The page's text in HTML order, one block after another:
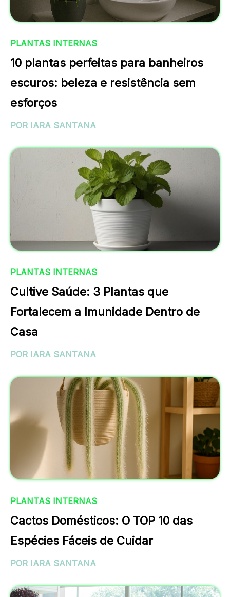
PLANTAS INTERNAS
10 plantas perfeitas para banheiros
escuros: beleza e resistência sem
esforços
POR IARA SANTANA
PLANTAS INTERNAS
Cultive Saúde: 3 Plantas que
Fortalecem a Imunidade Dentro de
Casa
POR IARA SANTANA
PLANTAS INTERNAS
Cactos Domésticos: O TOP 10 das
Espécies Fáceis de Cuidar
POR IARA SANTANA